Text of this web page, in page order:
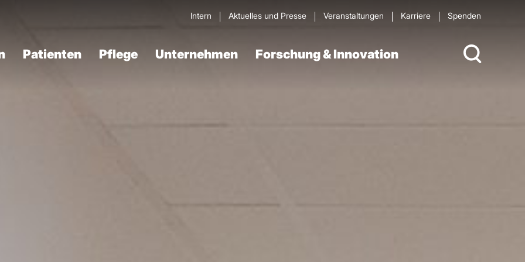
Intern Aktuelles und Presse Veran­staltungen Karriere Spenden
Patienten Pflege Unternehmen Forschung & Innovation